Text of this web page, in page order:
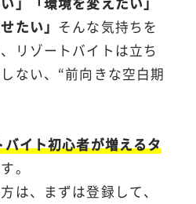
たい」 そんな気持ちを
リゾートバイトは立ち
ない、“前向きな空白期
イト初心者が増えるタ
。
は、まずは登録して、